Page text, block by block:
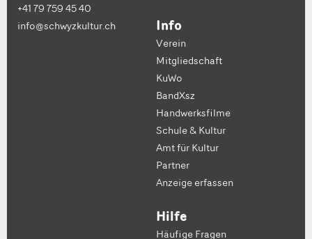
+41 79 759 45 40
info@schwyzkultur.ch
Info
Verein
Mitgliedschaft
KuWo
BandXsz
Handwerksfilme
Schule & Kultur
Amt für Kultur
Partner
Anzeige erfassen
Hilfe
Häufige Fragen